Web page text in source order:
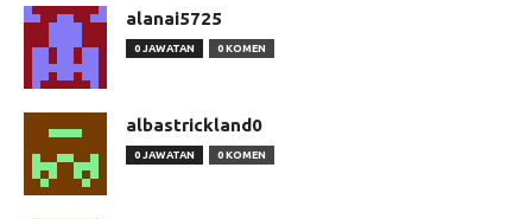
alanai5725
0 JAWATAN 0 KOMEN
albastrickland0
0 JAWATAN 0 KOMEN